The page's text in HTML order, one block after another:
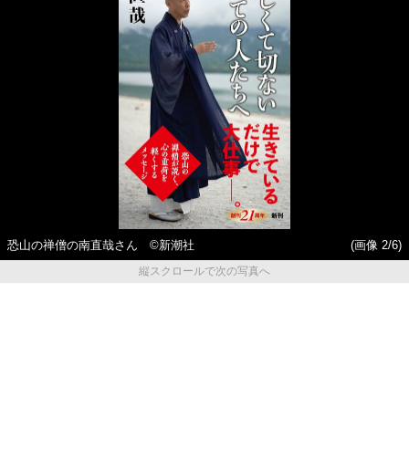
恐山の禅僧の南直哉さん ©新潮社
(画像 2/6)
縦スクロールで次の写真へ